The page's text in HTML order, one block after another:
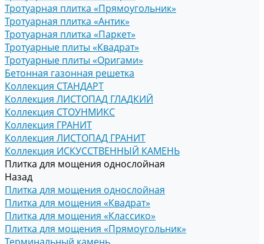
Тротуарная плитка «Прямоугольник»
Тротуарная плитка «Антик»
Тротуарная плитка «Паркет»
Тротуарные плиты «Квадрат»
Тротуарные плиты «Оригами»
Бетонная газонная решетка
Коллекция СТАНДАРТ
Коллекция ЛИСТОПАД ГЛАДКИЙ
Коллекция СТОУНМИКС
Коллекция ГРАНИТ
Коллекция ЛИСТОПАД ГРАНИТ
Коллекция ИСКУССТВЕННЫЙ КАМЕНЬ
Плитка для мощения однослойная
Назад
Плитка для мощения однослойная
Плитка для мощения «Квадрат»
Плитка для мощения «Классико»
Плитка для мощения «Прямоугольник»